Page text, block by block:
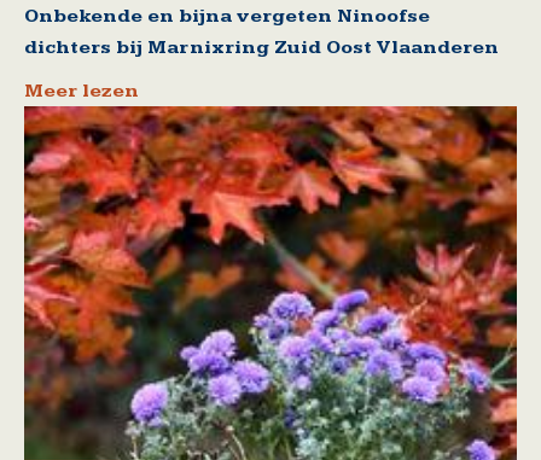
Onbekende en bijna vergeten Ninoofse
dichters bij Marnixring Zuid Oost Vlaanderen
Meer lezen